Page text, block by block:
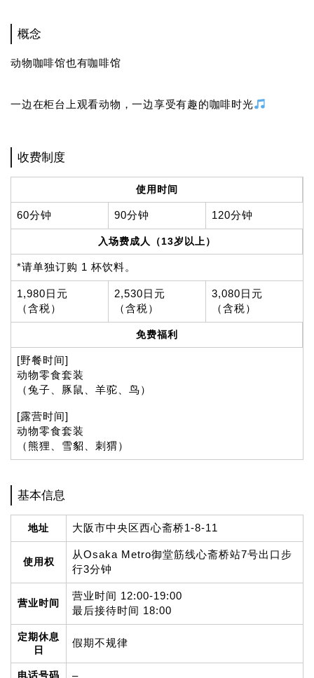
概念
动物咖啡馆也有咖啡馆
一边在柜台上观看动物，一边享受有趣的咖啡时光
收费制度
使用时间
60分钟 90分钟 120分钟
入场费成人（13岁以上）
*请单独订购 1 杯饮料。
1,980日元
（含税）
2,530日元
（含税）
3,080日元
（含税）
免费福利
[野餐时间]
动物零食套装
（兔子、豚鼠、羊驼、鸟）
[露营时间]
动物零食套装
（熊狸、雪貂、刺猬）
基本信息
地址 大阪市中央区西心斋桥1-8-11
使用权
从Osaka Metro御堂筋线心斋桥站7号出口步
行3分钟
营业时间
营业时间 12:00-19:00
最后接待时间 18:00
定期休息
日
假期不规律
电话号码 –